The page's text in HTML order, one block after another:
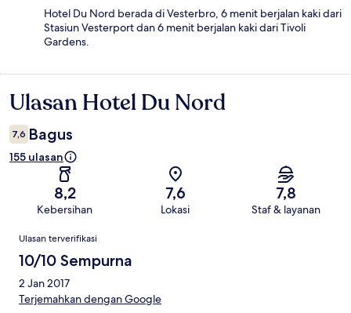
Hotel Du Nord berada di Vesterbro, 6 menit berjalan kaki dari
Stasiun Vesterport dan 6 menit berjalan kaki dari Tivoli
Gardens.
Ulasan
Ulasan Hotel Du Nord
7,6 Bagus
155 ulasan
8,2
Kebersihan
7,6
Lokasi
7,8
Staf & layanan
Ulasan
Ulasan terverifikasi
10/10 Sempurna
2 Jan 2017
Terjemahkan dengan Google